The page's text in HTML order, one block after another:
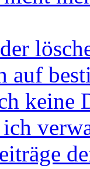
auf
keine